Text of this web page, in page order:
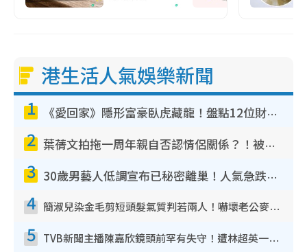
港生活人氣娛樂新聞
1 《愛回家》隱形富豪臥虎藏龍！盤點12位財氣逼人的有錢藝人：呢位靚女3億身家唔憂做
2 葉蒨文拍拖一周年親自否認情侶關係？！被質疑感情造假竟稱GM「普通同事」
3 30歲男藝人低調宣布已秘密離巢！人氣急跌變失蹤人口︰「這幾年過得並不容易」
4 簡淑兒染金毛剪短頭髮氣質判若兩人！嚇壞老公麥大力都認唔出：「你做咩事？」
5 TVB新聞主播陳嘉欣鏡頭前罕有失守！遭林超英一句說話突襲嚇親當場大笑